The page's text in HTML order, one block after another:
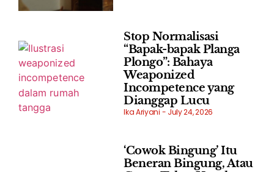
Stop Normalisasi
“Bapak-bapak Planga
Plongo”: Bahaya
Weaponized
Incompetence yang
Dianggap Lucu
Ika Ariyani July 24, 2026
‘Cowok Bingung’ Itu
Beneran Bingung, Atau